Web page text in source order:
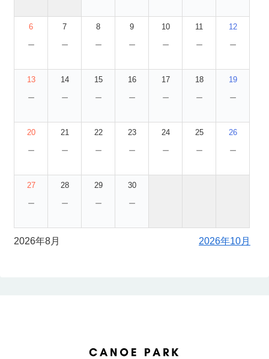
6
－
7
－
8
－
9
－
10
－
11
－
12
－
13
－
14
－
15
－
16
－
17
－
18
－
19
－
20
－
21
－
22
－
23
－
24
－
25
－
26
－
27
－
28
－
29
－
30
－
2026年8月 2026年10月